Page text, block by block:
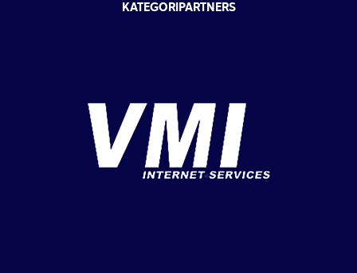
KATEGORIPARTNERS